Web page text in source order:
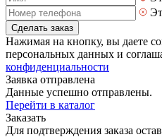
Сделать заказ
Нажимая на кнопку, вы даете
персональных данных и
конфиденциальности
Заявка отправлена
Данные успешно отправлены.
Перейти в каталог
Заказать
Для подтверждения заказа